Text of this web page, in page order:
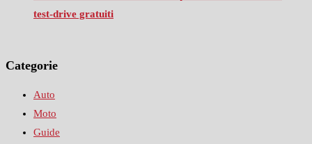
test‑drive gratuiti
Categorie
Auto
Moto
Guide